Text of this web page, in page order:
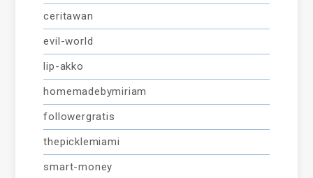
ceritawan
evil-world
lip-akko
homemadebymiriam
followergratis
thepicklemiami
smart-money